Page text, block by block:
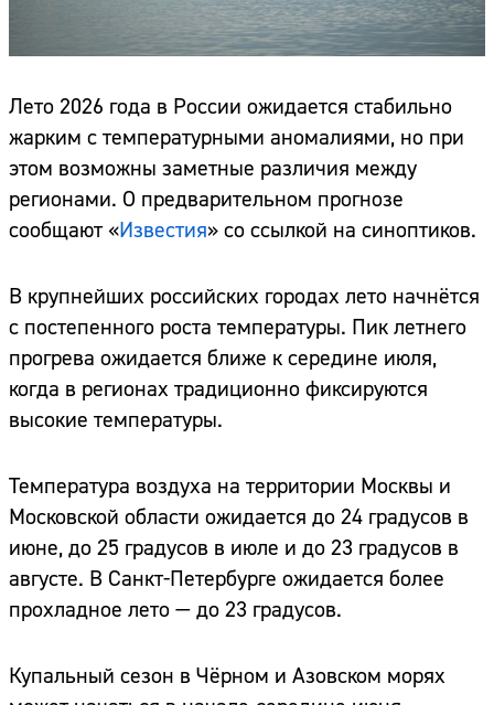
Лето 2026 года в России ожидается стабильно
жарким с температурными аномалиями, но при
этом возможны заметные различия между
регионами. О предварительном прогнозе
сообщают «Известия» со ссылкой на синоптиков.
В крупнейших российских городах лето начнётся
с постепенного роста температуры. Пик летнего
прогрева ожидается ближе к середине июля,
когда в регионах традиционно фиксируются
высокие температуры.
Температура воздуха на территории Москвы и
Московской области ожидается до 24 градусов в
июне, до 25 градусов в июле и до 23 градусов в
августе. В Санкт-Петербурге ожидается более
прохладное лето — до 23 градусов.
Купальный сезон в Чёрном и Азовском морях